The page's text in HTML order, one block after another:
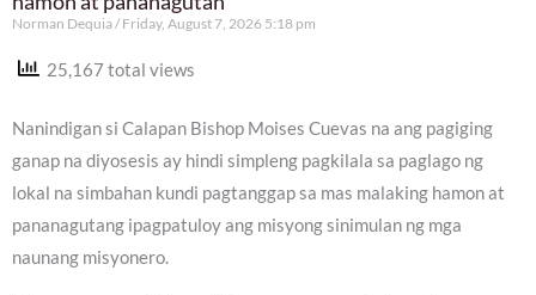
Norman Dequia Friday, August 7, 2026 5:18 pm
25,167 total views
Nanindigan si Calapan Bishop Moises Cuevas na ang pagiging
ganap na diyosesis ay hindi simpleng pagkilala sa paglago ng
lokal na simbahan kundi pagtanggap sa mas malaking hamon at
pananagutang ipagpatuloy ang misyong sinimulan ng mga
naunang misyonero.